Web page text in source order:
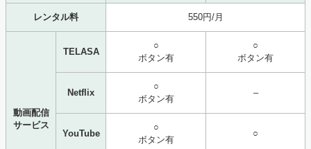
レンタル料 550円/月
動画配信
サービス
TELASA
○
ボタン有
○
ボタン有
Netflix
○
ボタン有
–
YouTube
○
ボタン有
○